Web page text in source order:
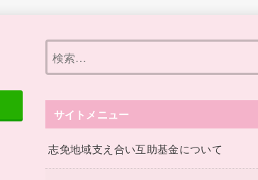
サイトメニュー
志免地域支え合い互助基金について